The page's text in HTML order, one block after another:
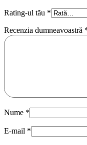
Rating-ul tău *
Recenzia dumneavoastră
Nume *
E-mail *